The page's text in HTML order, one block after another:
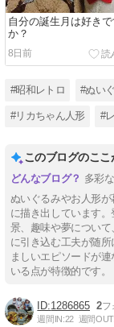
自分の誕生月は好きで
か？
8日前
#昭和レトロ #ぬい
#リカちゃん人形 #
このブログのここ
多彩
ぬいぐるみやお人形
に描き出しています
景、趣味や夢につい
に引き込む工夫が随
ましいエピソードが
いる点が特徴的です。
1286865 2
週間IN:22 週間OUT: